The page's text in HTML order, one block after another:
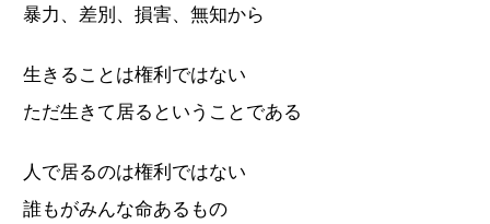
暴力、差別、損害、無知から
生きることは権利ではない
ただ生きて居るということである
人で居るのは権利ではない
誰もがみんな命あるもの